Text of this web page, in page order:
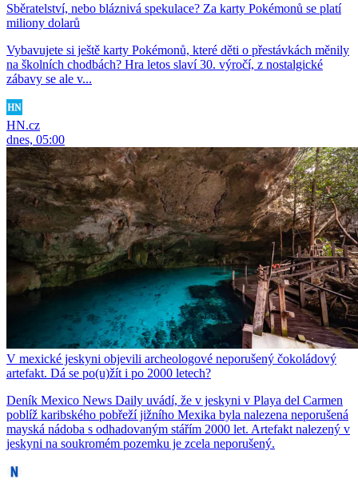
Sběratelství, nebo bláznivá spekulace? Za karty Pokémonů se platí
miliony dolarů
Vybavujete si ještě karty Pokémonů, které děti o přestávkách měnily
na školních chodbách? Hra letos slaví 30. výročí, z nostalgické
zábavy se ale v...
HN.cz
dnes, 05:00
V mexické jeskyni objevili archeologové neporušený čokoládový
artefakt. Dá se po(u)žít i po 2000 letech?
Deník Mexico News Daily uvádí, že v jeskyni v Playa del Carmen
poblíž karibského pobřeží jižního Mexika byla nalezena neporušená
mayská nádoba s odhadovaným stářím 2000 let. Artefakt nalezený v
jeskyni na soukromém pozemku je zcela neporušený.